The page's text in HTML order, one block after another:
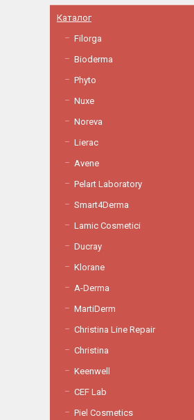
Каталог
Filorga
Bioderma
Phyto
Nuxe
Noreva
Lierac
Avene
Pelart Laboratory
Smart4Derma
Lamic Cosmetici
Ducray
Klorane
A-Derma
MartiDerm
Christina Line Repair
Christina
Keenwell
СEF Lab
Piel Cosmetics